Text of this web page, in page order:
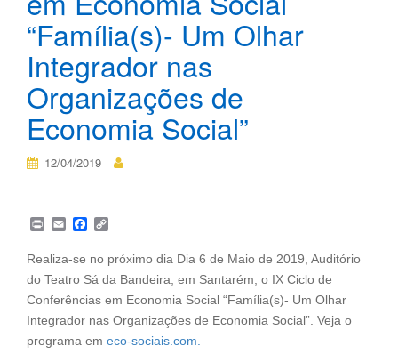
“Família(s)- Um Olhar
Integrador nas
Organizações de
Economia Social”
12/04/2019
P
n
t
E
i
l
e
b
o
o
k
y
L
i
n
k
Realiza-se no próximo dia Dia 6 de Maio de 2019, Auditório
do Teatro Sá da Bandeira, em Santarém, o IX Ciclo de
Conferências em Economia Social “Família(s)- Um Olhar
Integrador nas Organizações de Economia Social”. Veja o
programa em eco-sociais.com.